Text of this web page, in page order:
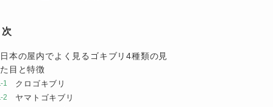
日本の屋内でよく見るゴキブリ4種類の見
た目と特徴
クロゴキブリ
ヤマトゴキブリ